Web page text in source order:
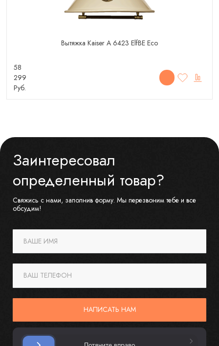
Вытяжка Kaiser A 6423 ElfBE Eco
58
299
Руб.
Заинтересовал
определенный товар?
Свяжись с нами, заполнив форму. Мы перезвоним тебе и все
обсудим!
ВАШЕ ИМЯ
ВАШ ТЕЛЕФОН
НАПИСАТЬ НАМ